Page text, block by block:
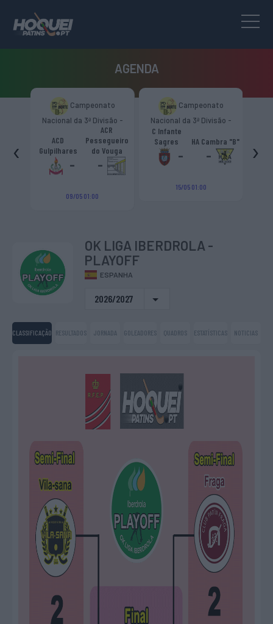
AGENDA
3ª Divisão -
do Vouga
Campeonato
Nacional da 3ª Divisão -
Zona Norte “B”
C Infante
Sagres
-
HA Cambra "B"
Campeonato
Nacional da 3ª Divisão -
Gulpilhares
-
Azeméis
15/05 01:00
‹ ›
OK LIGA IBERDROLA -
PLAYOFF
ESPANHA
2026/2027
CLASSIFICAÇÃO RESULTADOS JORNADA GOLEADORES QUADROS ESTATÍSTICAS NOTICIAS